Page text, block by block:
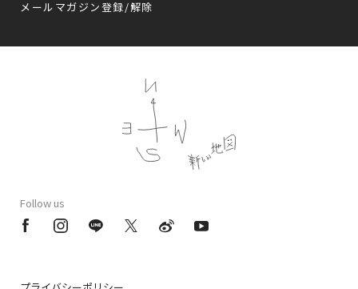
メールマガジン登録/解除
Follow us